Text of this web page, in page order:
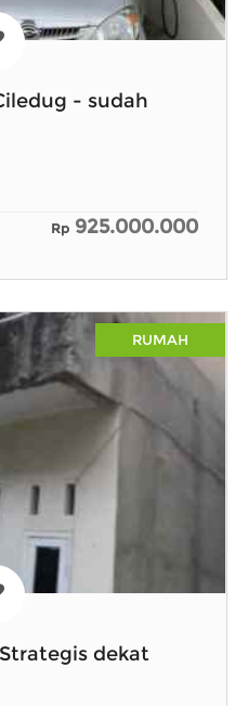
- sudah
Rp 925.000.000
RUMAH
dekat